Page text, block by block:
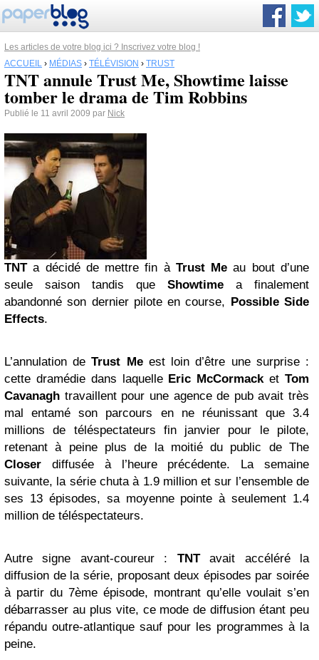
Les articles de votre blog ici ? Inscrivez votre blog !
ACCUEIL › MÉDIAS › TÉLÉVISION › TRUST
TNT annule Trust Me, Showtime laisse
tomber le drama de Tim Robbins
Publié le 11 avril 2009 par Nick
TNTa décidé de mettre fin à TrustMe au bout d’une
seule saison tandis que Showtime
a finalement
abandonné son dernier pilote en course, Possible Side
Effects.
L’annulation deTrust Meest loin d’être une surprise :
cette dramédie dans laquelle Eric McCormacketTom
Cavanagh travaillent pour une agence de pub avait très
mal entamé son parcours en ne réunissant que 3.4
millions de téléspectateurs fin janvier pour le pilote,
retenant à peine plus de la moitié du public de The
Closer diffusée à l’heure précédente. La semaine
suivante, la série chuta à 1.9 million et sur l’ensemble de
ses 13 épisodes, sa moyenne pointe à seulement 1.4
million de téléspectateurs.
Autre signe avant-coureur : TNTavait accéléré la
diffusion de la série, proposant deux épisodes par soirée
à partir du 7ème épisode, montrant qu’elle voulait s’en
débarrasser au plus vite, ce mode de diffusion étant peu
répandu outre-atlantique sauf pour les programmes à la
peine.